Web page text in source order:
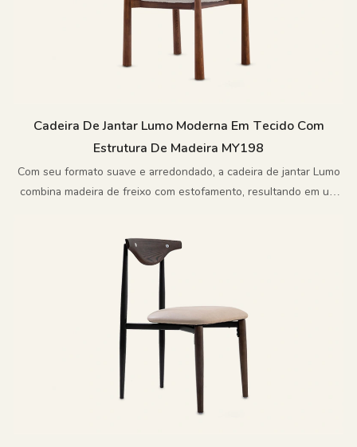
Cadeira De Jantar Lumo Moderna Em Tecido Com
Estrutura De Madeira MY198
Com seu formato suave e arredondado, a cadeira de jantar Lumo
combina madeira de freixo com estofamento, resultando em um